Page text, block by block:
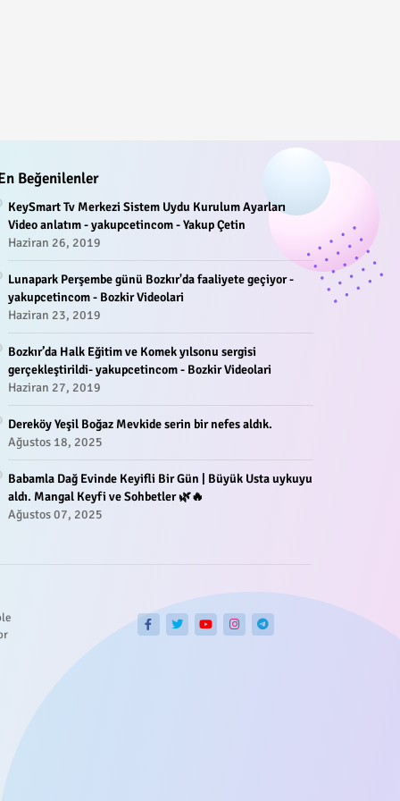
Beğenilenler
KeySmart Tv Merkezi Sistem Uydu Kurulum Ayarları
Video anlatım - yakupcetincom - Yakup Çetin
Haziran 26, 2019
Lunapark Perşembe günü Bozkır'da faaliyete geçiyor -
yakupcetincom - Bozkir Videolari
Haziran 23, 2019
Bozkır’da Halk Eğitim ve Komek yılsonu sergisi
gerçekleştirildi- yakupcetincom - Bozkir Videolari
Haziran 27, 2019
Dereköy Yeşil Boğaz Mevkide serin bir nefes aldık.
Ağustos 18, 2025
Babamla Dağ Evinde Keyifli Bir Gün | Büyük Usta uykuyu
aldı. Mangal Keyfi ve Sohbetler 🌿🔥
Ağustos 07, 2025